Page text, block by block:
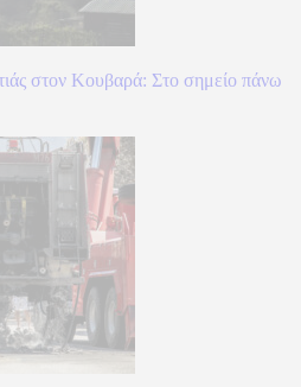
στον Κουβαρά: Στο σημείο πάνω